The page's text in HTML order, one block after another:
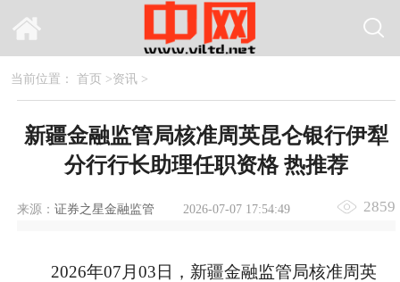
当前位置： 首页 >资讯>
新疆金融监管局核准周英昆仑银行伊犁
分行行长助理任职资格 热推荐
来源： 证券之星金融监管 2026-07-07 17:54:49 2859
2026年07月03日，新疆金融监管局核准周英